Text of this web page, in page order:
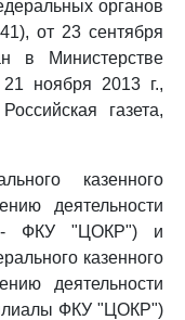
органов
от 23 сентября
в Министерстве
ноября 2013 г.,
газета,
казенного
деятельности
- ФКУ "ЦОКР") и
казенного
деятельности
ФКУ "ЦОКР")